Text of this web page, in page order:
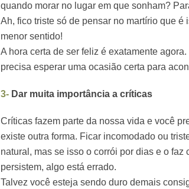
quando morar no lugar em que sonham?
Ah, fico triste só de pensar no martírio que é
menor sentido!
A hora certa de ser feliz é exatamente
precisa esperar uma ocasião certa para
3- Dar muita importância a críticas
Críticas fazem parte da nossa vida e você
existe outra forma. Ficar incomodado ou
natural, mas se isso o corrói por dias e o
persistem, algo está errado.
Talvez você esteja sendo duro demais